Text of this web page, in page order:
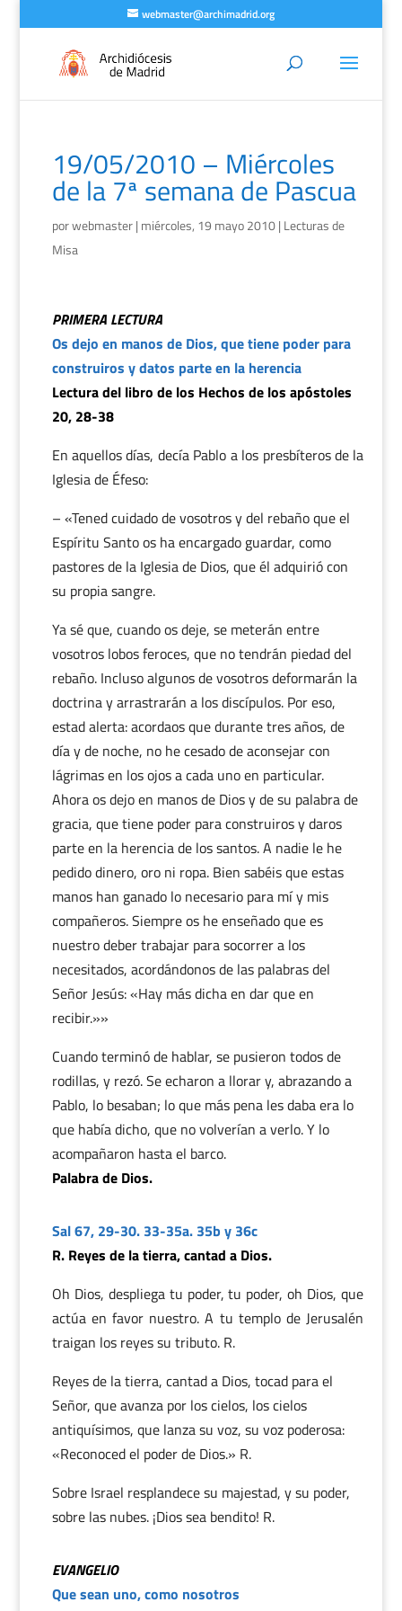
webmaster@archimadrid.org
19/05/2010 – Miércoles
de la 7ª semana de Pascua
porwebmaster| miércoles, 19 mayo 2010| Lecturas de
Misa
PRIMERA LECTURA
Os dejo en manos de Dios, que tiene poder para
construiros y datos parte en la herencia
Lectura del libro de los Hechos de los apóstoles
20, 28-38
En aquellos días, decía Pablo a los presbíteros de la
Iglesia de Éfeso:
– «Tened cuidado de vosotros y del rebaño que el
Espíritu Santo os ha encargado guardar, como
pastores de la Iglesia de Dios, que él adquirió con
su propia sangre.
Ya sé que, cuando os deje, se meterán entre
vosotros lobos feroces, que no tendrán piedad del
rebaño. Incluso algunos de vosotros deformarán la
doctrina y arrastrarán a los discípulos. Por eso,
estad alerta: acordaos que durante tres años, de
día y de noche, no he cesado de aconsejar con
lágrimas en los ojos a cada uno en particular.
Ahora os dejo en manos de Dios y de su palabra de
gracia, que tiene poder para construiros y daros
parte en la herencia de los santos. A nadie le he
pedido dinero, oro ni ropa. Bien sabéis que estas
manos han ganado lo necesario para mí y mis
compañeros. Siempre os he enseñado que es
nuestro deber trabajar para socorrer a los
necesitados, acordándonos de las palabras del
Señor Jesús: «Hay más dicha en dar que en
recibir.»»
Cuando terminó de hablar, se pusieron todos de
rodillas, y rezó. Se echaron a llorar y, abrazando a
Pablo, lo besaban; lo que más pena les daba era lo
que había dicho, que no volverían a verlo. Y lo
acompañaron hasta el barco.
Palabra de Dios.
Sal 67, 29-30. 33-35a. 35b y 36c
R. Reyes de la tierra, cantad a Dios.
Oh Dios, despliega tu poder, tu poder, oh Dios, que
actúa en favor nuestro. A tu templo de Jerusalén
traigan los reyes su tributo. R.
Reyes de la tierra, cantad a Dios, tocad para el
Señor, que avanza por los cielos, los cielos
antiquísimos, que lanza su voz, su voz poderosa:
«Reconoced el poder de Dios.» R.
Sobre Israel resplandece su majestad, y su poder,
sobre las nubes. ¡Dios sea bendito! R.
EVANGELIO
Que sean uno, como nosotros